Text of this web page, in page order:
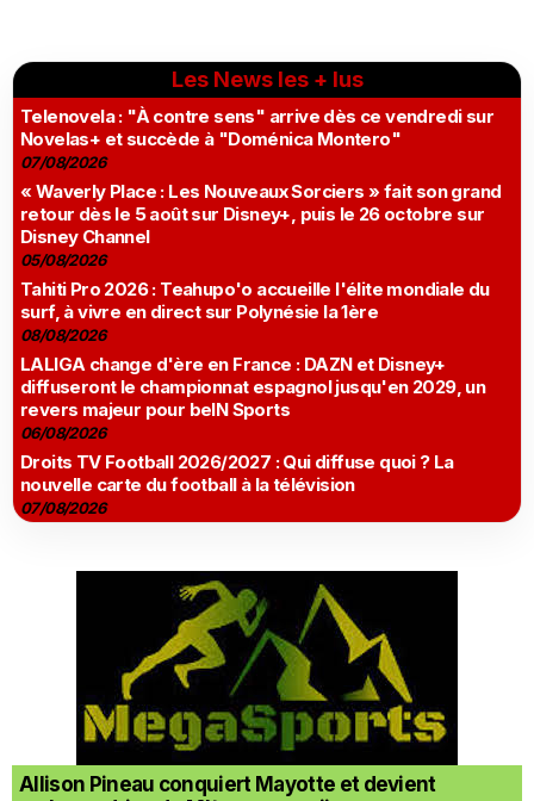
Les News les + lus
Telenovela : "À contre sens" arrive dès ce vendredi sur
Novelas+ et succède à "Doménica Montero"
07/08/2026
« Waverly Place : Les Nouveaux Sorciers » fait son grand
retour dès le 5 août sur Disney+, puis le 26 octobre sur
Disney Channel
05/08/2026
Tahiti Pro 2026 : Teahupo'o accueille l'élite mondiale du
surf, à vivre en direct sur Polynésie la 1ère
08/08/2026
LALIGA change d'ère en France : DAZN et Disney+
diffuseront le championnat espagnol jusqu'en 2029, un
revers majeur pour beIN Sports
06/08/2026
Droits TV Football 2026/2027 : Qui diffuse quoi ? La
nouvelle carte du football à la télévision
07/08/2026
Allison Pineau conquiert Mayotte et devient